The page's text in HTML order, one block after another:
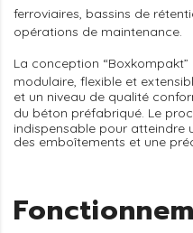
ferroviaires, bassins de
opérations de maintenance.
La conception “Boxkompakt”
modulaire, flexible et
et un niveau de qualité
du béton préfabriqué. Le
indispensable pour atteindre
des emboîtements et une